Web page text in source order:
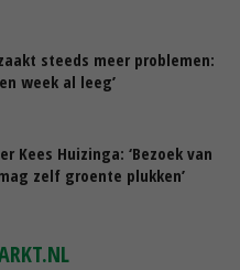
steeds meer problemen:
week al leeg’
Kees Huizinga: ‘Bezoek van
zelf groente plukken’